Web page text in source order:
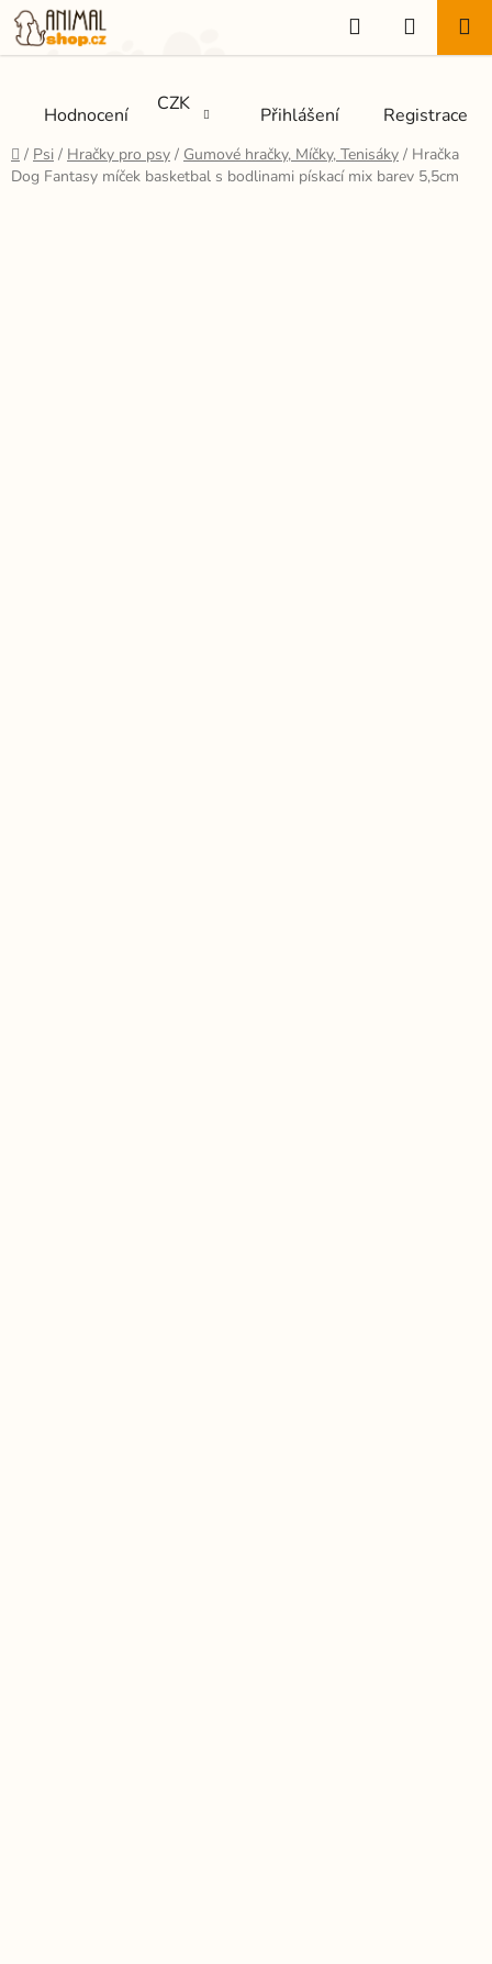
Přejít
na
obsah
Hodnocení CZK Přihlášení Registrace
Hledat
KOŠÍK
Domů
/ Psi / Hračky pro psy / Gumové hračky, Míčky, Tenisáky / Hračka
Dog Fantasy míček basketbal s bodlinami pískací mix barev 5,5cm